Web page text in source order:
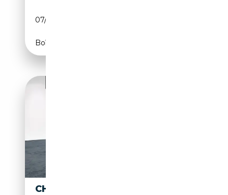
07/2015
Boîte automatique
CHEVROLET SUBURBAN